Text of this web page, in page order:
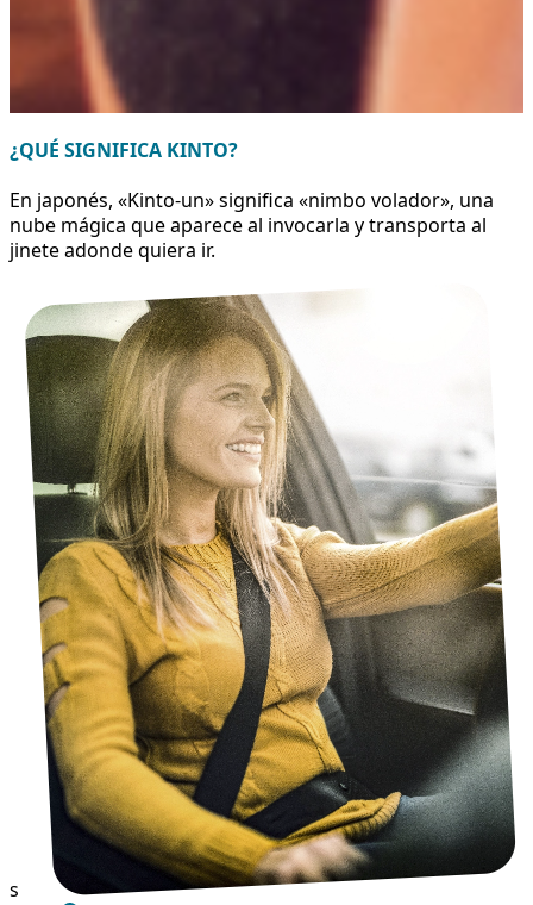
¿QUÉ SIGNIFICA KINTO?
En japonés, «Kinto-un» significa «nimbo volador», una
nube mágica que aparece al invocarla y transporta al
jinete adonde quiera ir.
s